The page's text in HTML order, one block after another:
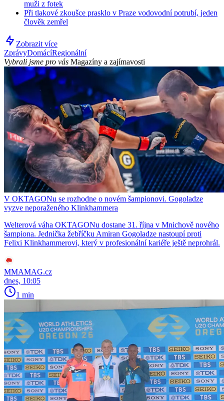
muži z fotek
Při tlakové zkoušce prasklo v Praze vodovodní potrubí, jeden
člověk zemřel
Zobrazit více
ZprávyDomácíRegionální
Vybrali jsme pro vás Magazíny a zajímavosti
V OKTAGONu se rozhodne o novém šampionovi. Gogoladze
vyzve neporaženého Klinkhammera
Welterová váha OKTAGONu dostane 31. října v Mnichově nového
šampiona. Jednička žebříčku Amiran Gogoladze nastoupí proti
Felixi Klinkhammerovi, který v profesionální kariéře ještě neprohrál.
MMAMAG.cz
dnes, 10:05
1 min